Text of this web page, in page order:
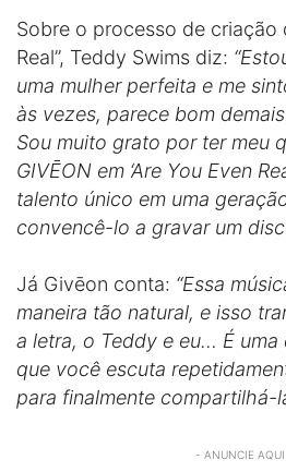
Sobre o processo de criação
Real”, Teddy Swims diz:
uma mulher perfeita e me
às vezes, parece bom
Sou muito grato por ter meu
GIVĒON em ‘Are You Even
talento único em uma
convencê-lo a gravar um
Já Givēon conta: “Essa
maneira tão natural, e isso
a letra, o Teddy e eu… É uma
que você escuta
para finalmente compartilhá-
- ANUNCIE